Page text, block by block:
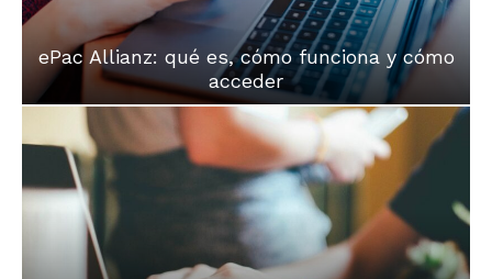
ePac Allianz: qué es, cómo funciona y cómo
acceder